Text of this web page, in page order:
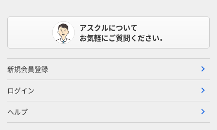
アスクルについて
お気軽にご質問ください。
新規会員登録
ログイン
ヘルプ